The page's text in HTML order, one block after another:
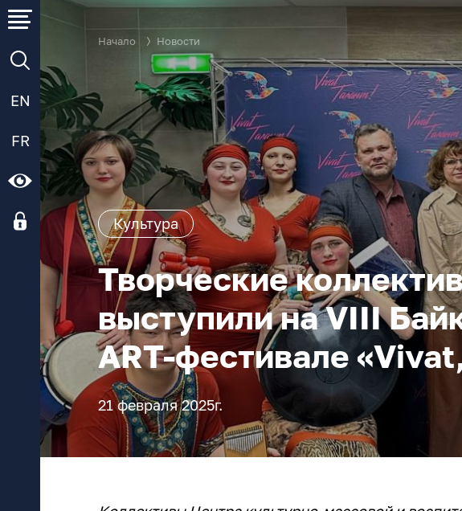
EN
FR
Начало Новости
Культура
Творческие
выступили на VIII
ART-фестивале
21 февраля 2025г.